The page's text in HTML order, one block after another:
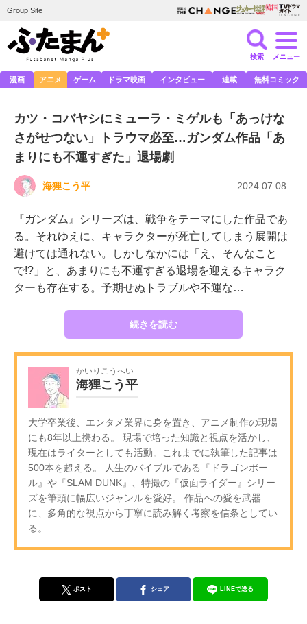
Group Site
検索 メニュー
漫画 アニメ ゲーム ドラマ映画 インタビュー 連載 無料コミック
カツ・コバヤシにミューラ・ミゲルも「あっけな
さがせつない」トラウマ必至…ガンダム作品「あ
まりにも不運すぎた」退場劇
海狸こう平 2024.07.08
『ガンダム』シリーズは、戦争をテーマにした作品であ
る。それゆえに、キャラクターが死亡してしまう展開は
避けては通れない。しかしなかには「え、そんなこと
で!?」と、あまりにも不運すぎる退場を迎えるキャラク
ターも存在する。予期せぬトラブルや不運な…
続きを読む
かいりこうへい
海狸こう平
大学卒業後、エンタメ業界に身を置き、アニメ制作の現場
にも8年以上携わる。 現場で培った知識と視点を活かし、
現在はライターとしても活動。これまでに執筆した記事は
500本を超える。 人生のバイブルである『ドラゴンボー
ル』や『SLAM DUNK』、特撮の『仮面ライダー』シリー
ズを筆頭に幅広いジャンルを愛好。 作品への愛を武器
に、多角的な視点から丁寧に読み解く考察を信条としてい
る。
ポスト シェア LINEで送る